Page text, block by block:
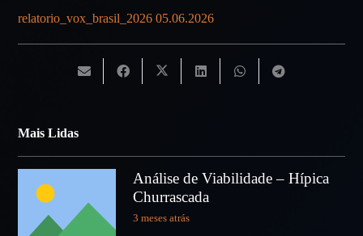
relatorio_vox_brasil_2026 05.06.2026
Mais Lidas
Análise de Viabilidade – Hípica
Churrascada
3 meses atrás